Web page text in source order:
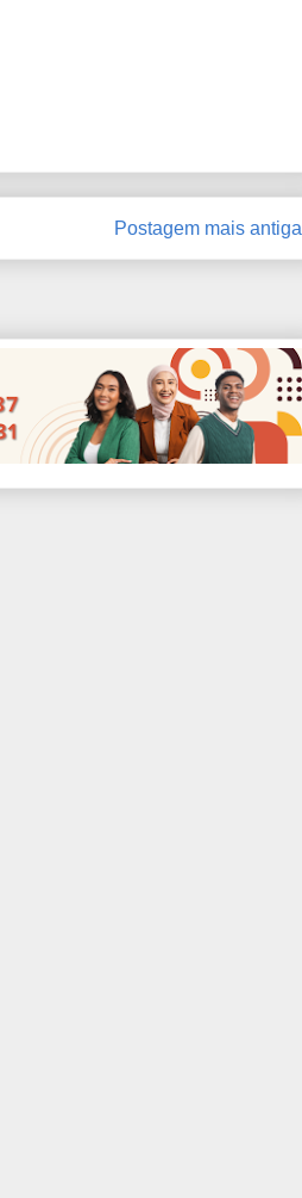
Postagem mais antiga